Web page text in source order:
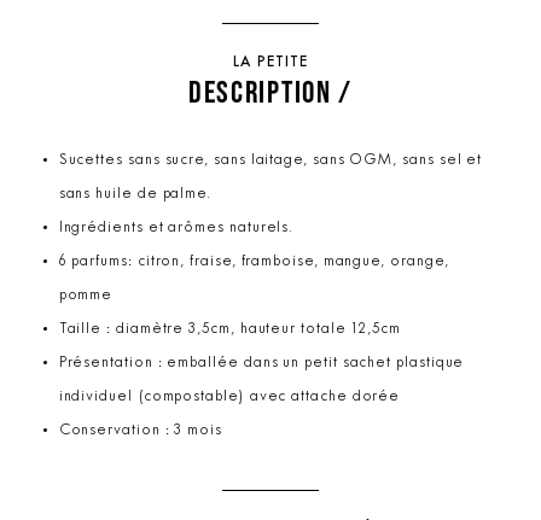
LA PETITE
DESCRIPTION /
Sucettes sans sucre, sans laitage, sans OGM, sans sel et
sans huile de palme.
Ingrédients et arômes naturels.
6 parfums: citron, fraise, framboise, mangue, orange,
pomme
Taille : diamètre 3,5cm, hauteur totale 12,5cm
Présentation : emballée dans un petit sachet plastique
individuel (compostable) avec attache dorée
Conservation : 3 mois